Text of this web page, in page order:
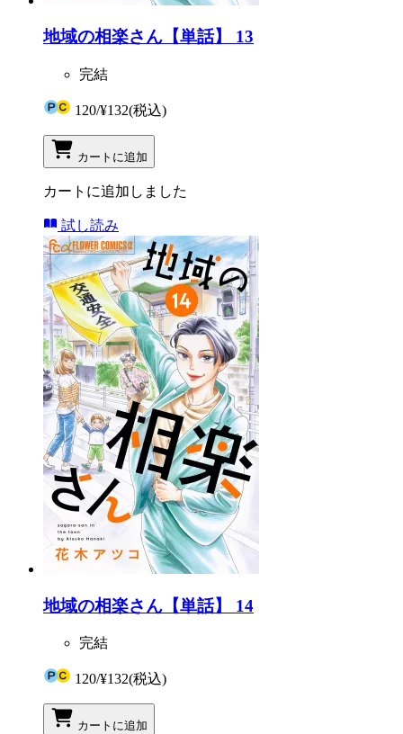
地域の相楽さん【単話】 13
完結
120/¥132(税込)
カートに追加
カートに追加しました
試し読み
地域の相楽さん【単話】 14
完結
120/¥132(税込)
カートに追加